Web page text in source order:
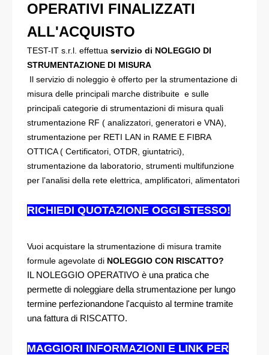
OPERATIVI FINALIZZATI
ALL'ACQUISTO
TEST-IT s.r.l. effettua servizio di NOLEGGIO DI
STRUMENTAZIONE DI MISURA
Il servizio di noleggio è offerto per la strumentazione di
misura delle principali marche distribuite e sulle
principali categorie di strumentazioni di misura quali
strumentazione RF ( analizzatori, generatori e VNA),
strumentazione per RETI LAN in RAME E FIBRA
OTTICA ( Certificatori, OTDR, giuntatrici),
strumentazione da laboratorio, strumenti multifunzione
per l’analisi della rete elettrica, amplificatori, alimentatori
RICHIEDI QUOTAZIONE OGGI STESSO!
Vuoi acquistare la strumentazione di misura tramite
formule agevolate di NOLEGGIO CON RISCATTO?
IL NOLEGGIO OPERATIVO è una pratica che
permette di noleggiare della strumentazione per lungo
termine perfezionandone l'acquisto al termine tramite
una fattura di RISCATTO.
MAGGIORI INFORMAZIONI E LINK PER